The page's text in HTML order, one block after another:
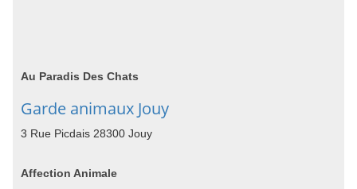
Au Paradis Des Chats
Garde animaux Jouy
3 Rue Picdais 28300 Jouy
Affection Animale